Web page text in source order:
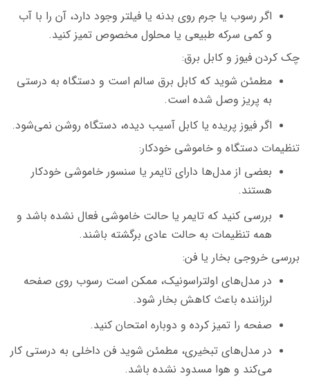
اگر رسوب یا جرم روی بدنه یا فیلتر وجود دارد، آن را با آب
و کمی سرکه طبیعی یا محلول مخصوص تمیز کنید.
چک کردن فیوز و کابل برق:
مطمئن شوید که کابل برق سالم است و دستگاه به درستی
به پریز وصل شده است.
اگر فیوز پریده یا کابل آسیب دیده، دستگاه روشن نمی‌شود.
تنظیمات دستگاه و خاموشی خودکار:
بعضی از مدل‌ها دارای تایمر یا سنسور خاموشی خودکار
هستند.
بررسی کنید که تایمر یا حالت خاموشی فعال نشده باشد و
همه تنظیمات به حالت عادی برگشته باشند.
بررسی خروجی بخار یا فن:
در مدل‌های اولتراسونیک، ممکن است رسوب روی صفحه
لرزاننده باعث کاهش بخار شود.
صفحه را تمیز کرده و دوباره امتحان کنید.
در مدل‌های تبخیری، مطمئن شوید فن داخلی به درستی کار
می‌کند و هوا مسدود نشده باشد.